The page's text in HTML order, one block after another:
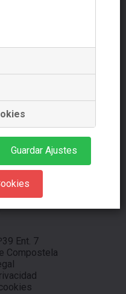
488
661
Ent. 7
Compostela
Guardar Ajustes